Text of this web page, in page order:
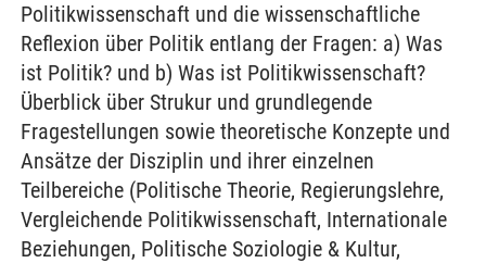
Politikwissenschaft und die wissenschaftliche
Reflexion über Politik entlang der Fragen: a) Was
ist Politik? und b) Was ist Politikwissenschaft?
Überblick über Strukur und grundlegende
Fragestellungen sowie theoretische Konzepte und
Ansätze der Disziplin und ihrer einzelnen
Teilbereiche (Politische Theorie, Regierungslehre,
Vergleichende Politikwissenschaft, Internationale
Beziehungen, Politische Soziologie & Kultur,